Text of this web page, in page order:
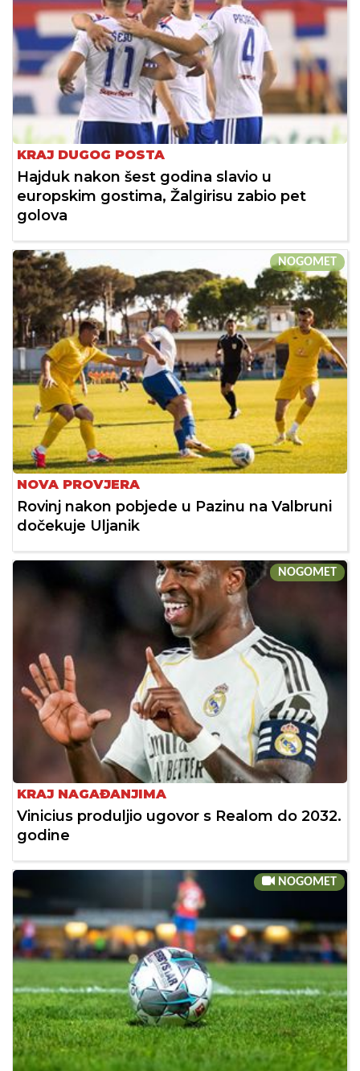
KRAJ DUGOG POSTA
Hajduk nakon šest godina slavio u
europskim gostima, Žalgirisu zabio pet
golova
NOGOMET
NOVA PROVJERA
Rovinj nakon pobjede u Pazinu na Valbruni
dočekuje Uljanik
NOGOMET
KRAJ NAGAĐANJIMA
Vinicius produljio ugovor s Realom do 2032.
godine
NOGOMET